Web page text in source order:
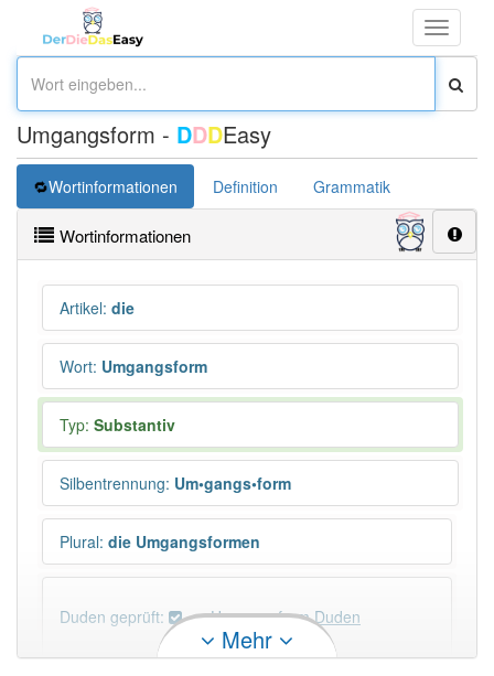
Toggle
Umgangsform - DDDEasy
Wortinformationen Definition Grammatik
Wortinformationen
Artikel: die
Wort: Umgangsform
Typ: Substantiv
Silbentrennung: Um•gangs•form
Plural: die Umgangsformen
Duden geprüft: Umgangsform Duden
Mehr